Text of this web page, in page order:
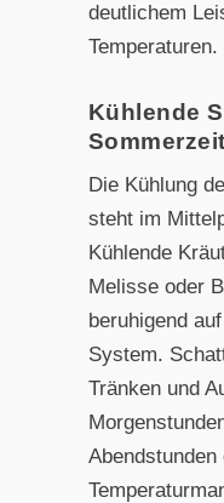
deutlichem
Temperaturen.
Kühlende
Die Kühlung
steht im
Kühlende
Melisse oder
beruhigend
System.
Tränken und